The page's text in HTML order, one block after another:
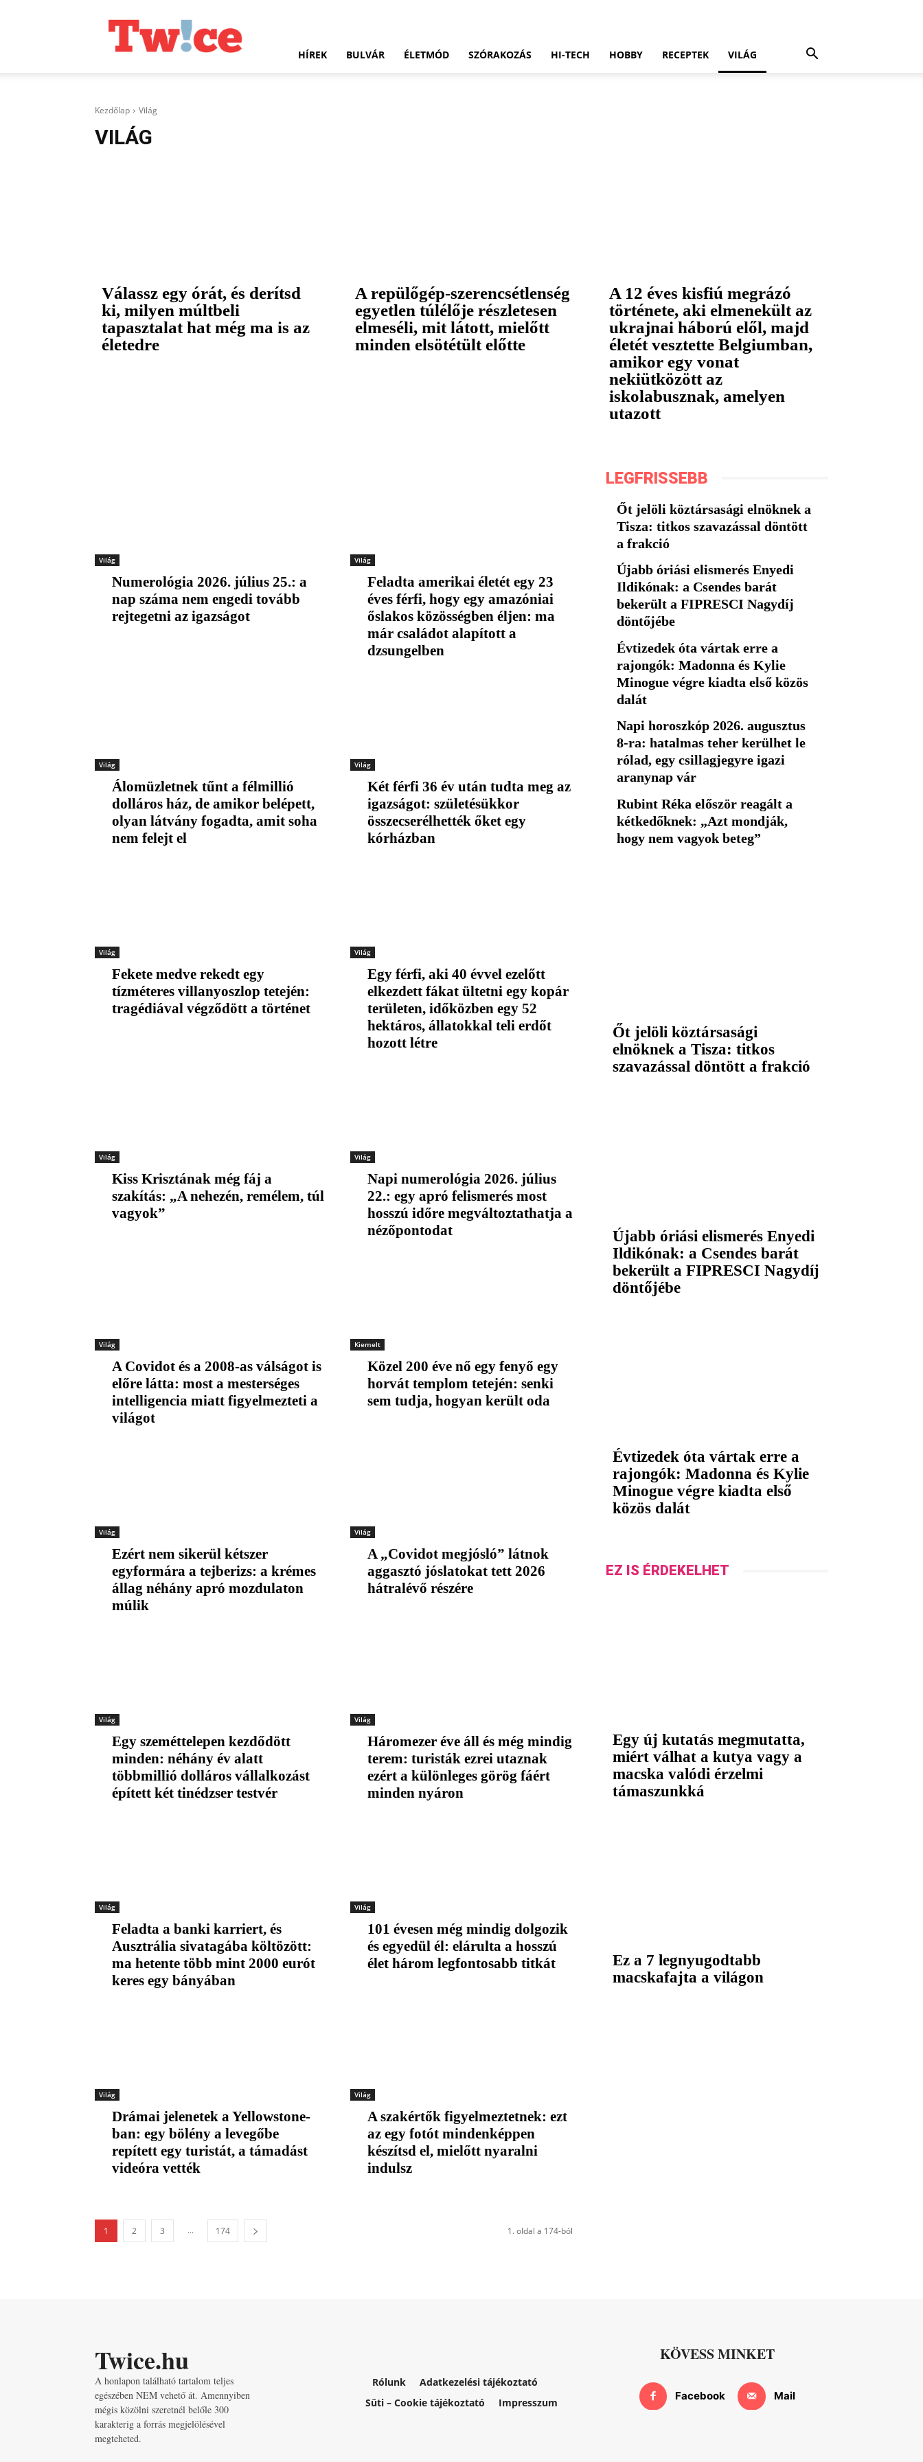
HÍREK BULVÁR ÉLETMÓD SZÓRAKOZÁS HI-TECH HOBBY RECEPTEK VILÁG
Kezdőlap Világ
VILÁG
Válassz egy órát, és derítsd
ki, milyen múltbeli
tapasztalat hat még ma is az
életedre
A repülőgép-szerencsétlenség
egyetlen túlélője részletesen
elmeséli, mit látott, mielőtt
minden elsötétült előtte
A 12 éves kisfiú megrázó
története, aki elmenekült az
ukrajnai háború elől, majd
életét vesztette Belgiumban,
amikor egy vonat
nekiütközött az
iskolabusznak, amelyen
utazott
Világ
Numerológia 2026. július 25.: a
nap száma nem engedi tovább
rejtegetni az igazságot
Világ
Feladta amerikai életét egy 23
éves férfi, hogy egy amazóniai
őslakos közösségben éljen: ma
már családot alapított a
dzsungelben
Világ
Álomüzletnek tűnt a félmillió
dolláros ház, de amikor belépett,
olyan látvány fogadta, amit soha
nem felejt el
Világ
Két férfi 36 év után tudta meg az
igazságot: születésükkor
összecserélhették őket egy
kórházban
Világ
Fekete medve rekedt egy
tízméteres villanyoszlop tetején:
tragédiával végződött a történet
Világ
Egy férfi, aki 40 évvel ezelőtt
elkezdett fákat ültetni egy kopár
területen, időközben egy 52
hektáros, állatokkal teli erdőt
hozott létre
Világ
Kiss Krisztának még fáj a
szakítás: „A nehezén, remélem, túl
vagyok”
Világ
Napi numerológia 2026. július
22.: egy apró felismerés most
hosszú időre megváltoztathatja a
nézőpontodat
Világ
A Covidot és a 2008-as válságot is
előre látta: most a mesterséges
intelligencia miatt figyelmezteti a
világot
Kiemelt
Közel 200 éve nő egy fenyő egy
horvát templom tetején: senki
sem tudja, hogyan került oda
Világ
Ezért nem sikerül kétszer
egyformára a tejberizs: a krémes
állag néhány apró mozdulaton
múlik
Világ
A „Covidot megjósló” látnok
aggasztó jóslatokat tett 2026
hátralévő részére
Világ
Egy szeméttelepen kezdődött
minden: néhány év alatt
többmillió dolláros vállalkozást
épített két tinédzser testvér
Világ
Háromezer éve áll és még mindig
terem: turisták ezrei utaznak
ezért a különleges görög fáért
minden nyáron
Világ
Feladta a banki karriert, és
Ausztrália sivatagába költözött:
ma hetente több mint 2000 eurót
keres egy bányában
Világ
101 évesen még mindig dolgozik
és egyedül él: elárulta a hosszú
élet három legfontosabb titkát
Világ
Drámai jelenetek a Yellowstone-
ban: egy bölény a levegőbe
repített egy turistát, a támadást
videóra vették
Világ
A szakértők figyelmeztetnek: ezt
az egy fotót mindenképpen
készítsd el, mielőtt nyaralni
indulsz
1 2 3 ... 174 1. oldal a 174-ból
LEGFRISSEBB
Őt jelöli köztársasági elnöknek a
Tisza: titkos szavazással döntött
a frakció
Újabb óriási elismerés Enyedi
Ildikónak: a Csendes barát
bekerült a FIPRESCI Nagydíj
döntőjébe
Évtizedek óta vártak erre a
rajongók: Madonna és Kylie
Minogue végre kiadta első közös
dalát
Napi horoszkóp 2026. augusztus
8-ra: hatalmas teher kerülhet le
rólad, egy csillagjegyre igazi
aranynap vár
Rubint Réka először reagált a
kétkedőknek: „Azt mondják,
hogy nem vagyok beteg”
Őt jelöli köztársasági
elnöknek a Tisza: titkos
szavazással döntött a frakció
Újabb óriási elismerés Enyedi
Ildikónak: a Csendes barát
bekerült a FIPRESCI Nagydíj
döntőjébe
Évtizedek óta vártak erre a
rajongók: Madonna és Kylie
Minogue végre kiadta első
közös dalát
EZ IS ÉRDEKELHET
Egy új kutatás megmutatta,
miért válhat a kutya vagy a
macska valódi érzelmi
támaszunkká
Ez a 7 legnyugodtabb
macskafajta a világon
Twice.hu
A honlapon található tartalom teljes
egészében NEM vehető át. Amennyiben
mégis közölni szeretnél belőle 300
karakterig a forrás megjelölésével
megteheted.
Rólunk
Adatkezelési tájékoztató
Süti – Cookie tájékoztató
Impresszum
KÖVESS MINKET
Facebook Mail